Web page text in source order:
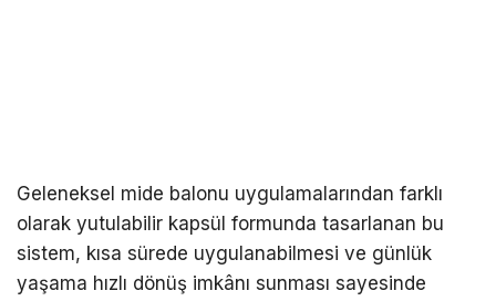
Geleneksel mide balonu uygulamalarından farklı
olarak yutulabilir kapsül formunda tasarlanan bu
sistem, kısa sürede uygulanabilmesi ve günlük
yaşama hızlı dönüş imkânı sunması sayesinde